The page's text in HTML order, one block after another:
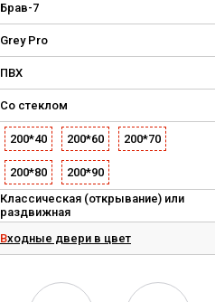
Брав-7
Grey Pro
ПВХ
Со стеклом
200*40 200*60 200*70
200*80
200*90
Классическая (открывание) или
раздвижная
Входные двери в цвет